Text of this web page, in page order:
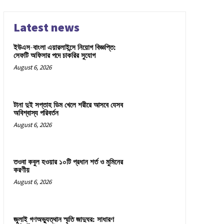
Latest news
ইউএস-বাংলা এয়ারলাইন্সে নিয়োগ বিজ্ঞপ্তি:
সেফটি অফিসার পদে চাকরির সুযোগ
August 6, 2026
টানা দুই সপ্তাহ ডিম খেলে শরীরে আসবে যেসব
অবিশ্বাস্য পরিবর্তন
August 6, 2026
তওবা কবুল হওয়ার ১০টি প্রধান শর্ত ও মুমিনের
করণীয়
August 6, 2026
জুলাই গণঅভ্যুত্থান স্মৃতি জাদুঘর: সাধারণ